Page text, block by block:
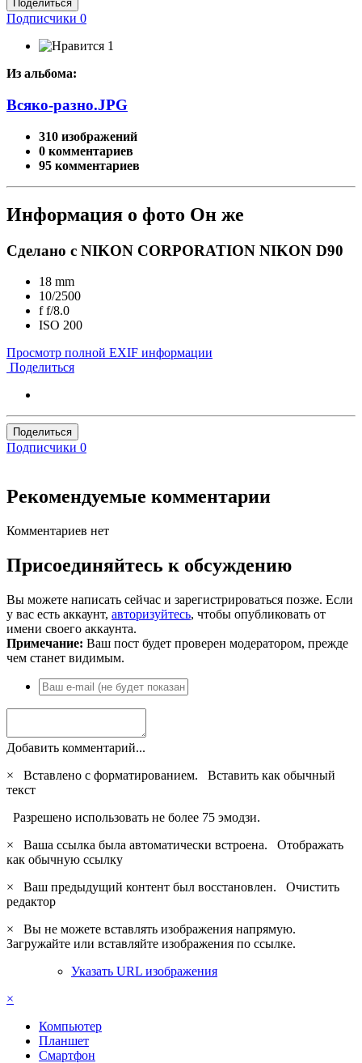
Поделиться
Подписчики 0
1
Из альбома:
Всяко-разно.JPG
310 изображений
0 комментариев
95 комментариев
Информация о фото Он же
Сделано с NIKON CORPORATION NIKON D90
18 mm
10/2500
ff/8.0
ISO 200
Просмотр полной EXIF информации
Поделиться
Поделиться
Подписчики 0
Рекомендуемые комментарии
Комментариев нет
Присоединяйтесь к обсуждению
Вы можете написать сейчас и зарегистрироваться позже. Если
у вас есть аккаунт, авторизуйтесь, чтобы опубликовать от
имени своего аккаунта.
Примечание: Ваш пост будет проверен модератором, прежде
чем станет видимым.
Добавить комментарий...
×
Вставлено с форматированием. Вставить как обычный
текст
Разрешено использовать не более 75 эмодзи.
×
Ваша ссылка была автоматически встроена. Отображать
как обычную ссылку
×
Ваш предыдущий контент был восстановлен. Очистить
редактор
×
Вы не можете вставлять изображения напрямую.
Загружайте или вставляйте изображения по ссылке.
Указать URL изображения
×
Компьютер
Планшет
Смартфон